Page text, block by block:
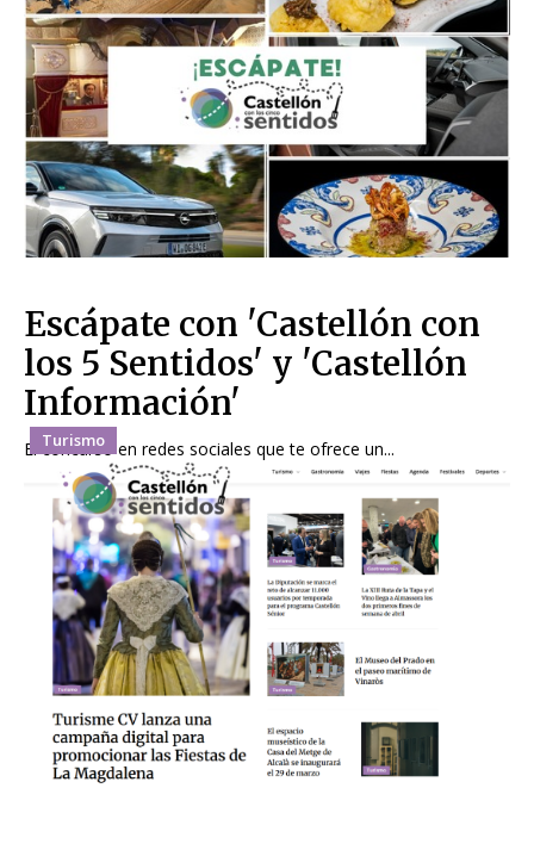
Turismo
Escápate con 'Castellón con
los 5 Sentidos' y 'Castellón
Información'
El concurso en redes sociales que te ofrece un...